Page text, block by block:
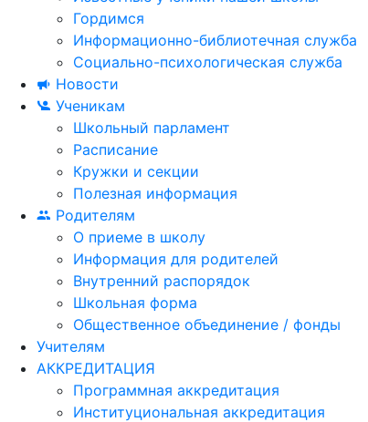
Гордимся
Информационно-библиотечная служба
Социально-психологическая служба
Новости
Ученикам
Школьный парламент
Расписание
Кружки и секции
Полезная информация
Родителям
О приеме в школу
Информация для родителей
Внутренний распорядок
Школьная форма
Общественное объединение / фонды
Учителям
АККРЕДИТАЦИЯ
Программная аккредитация
Институциональная аккредитация